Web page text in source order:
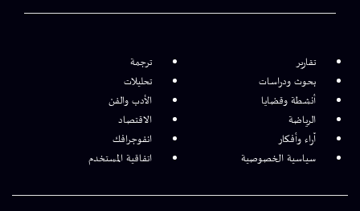
تقارير
ترجمة
بحوث ودراسات
تحليلات
أنشطة وقضايا
الأدب والفن
الرياضة
الاقتصاد
آراء وأفكار
انفوجرافك
سياسية الخصوصية
اتفاقية المستخدم